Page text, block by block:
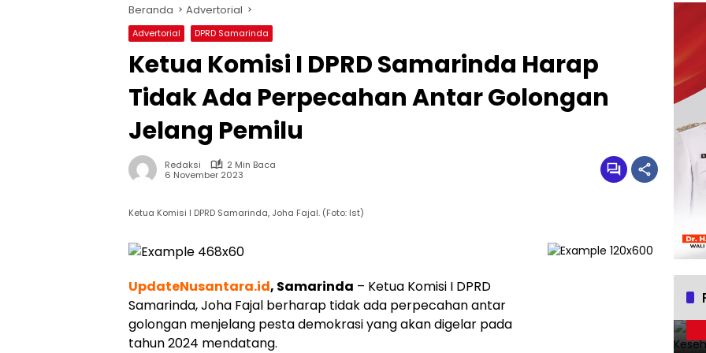
Beranda Advertorial
Advertorial DPRD Samarinda
Ketua Komisi I DPRD Samarinda Harap
Tidak Ada Perpecahan Antar Golongan
Jelang Pemilu
Redaksi
2 Min Baca
6 November 2023
Ketua Komisi I DPRD Samarinda, Joha Fajal. (Foto: Ist)
UpdateNusantara.id, Samarinda – Ketua Komisi I DPRD
Samarinda, Joha Fajal berharap tidak ada perpecahan antar
golongan menjelang pesta demokrasi yang akan digelar pada
tahun 2024 mendatang.